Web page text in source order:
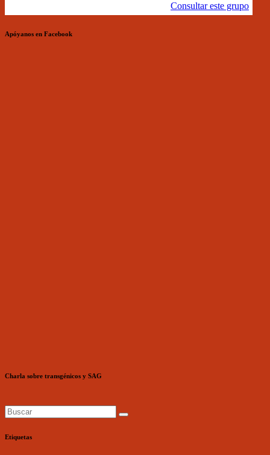
Consultar este grupo
Apóyanos en Facebook
Charla sobre transgénicos y SAG
Etiquetas